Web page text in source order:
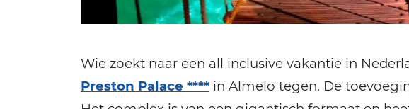
Wie zoekt naar een all inclusive vakantie in
Preston Palace **** in Almelo tegen. De